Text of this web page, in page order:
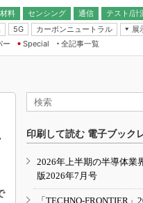
料 センシング
通信
テスト/計
5G カーボンニュートラル
展
エッジコンピューティング
FRONTIER
くるま展
ー
Special
全記事一覧
印刷して読む 電子ブック
2026年上半期の半導体
版2026年7月号
「TECHNO-FRONTIER